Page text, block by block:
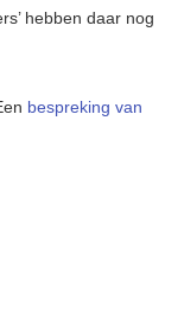
hebben daar nog
bespreking van